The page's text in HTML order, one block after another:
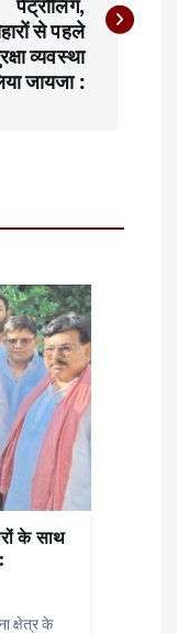
पेट्रोलिंग,
से पहले
व्यवस्था
जायजा :
के साथ
क्षेत्र के